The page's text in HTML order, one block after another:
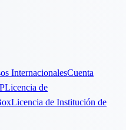
InternacionalesCuenta
Licencia de
Licencia de Institución de